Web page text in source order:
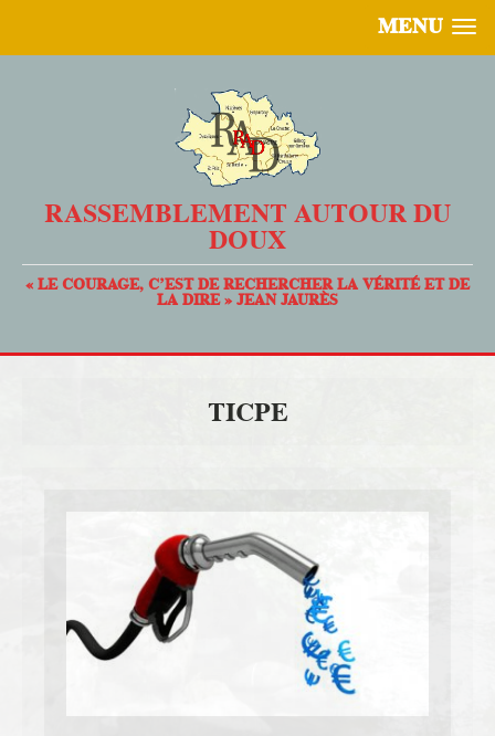
MENU
RASSEMBLEMENT AUTOUR DU
DOUX
« LE COURAGE, C’EST DE RECHERCHER LA VÉRITÉ ET DE
LA DIRE » JEAN JAURÈS
TICPE